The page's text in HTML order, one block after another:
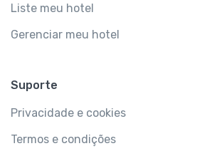
Liste meu hotel
Gerenciar meu hotel
Suporte
Privacidade e cookies
Termos e condições